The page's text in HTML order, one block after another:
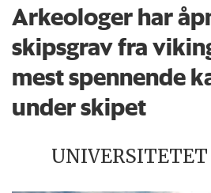
Arkeologer har
skipsgrav fra
mest spennende
under skipet
UNIVERSITETET